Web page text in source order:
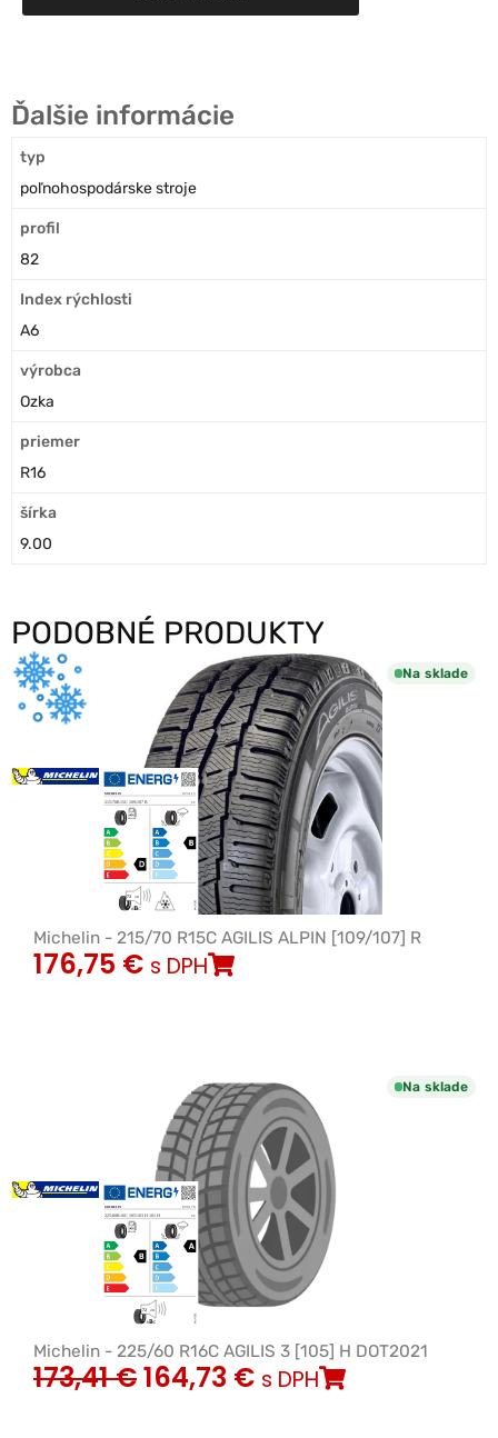
Ďalšie informácie
typ
poľnohospodárske stroje
profil
82
Index rýchlosti
A6
výrobca
Ozka
priemer
R16
šírka
9.00
PODOBNÉ PRODUKTY
Na sklade
Michelin - 215/70 R15C AGILIS ALPIN [109/107] R
176,75 € s DPH
Na sklade
Michelin - 225/60 R16C AGILIS 3 [105] H DOT2021
173,41€164,73 € s DPH